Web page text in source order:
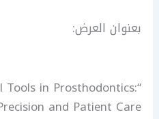
بعنوان العرض:
in Prosthodontics:
and Patient Care”